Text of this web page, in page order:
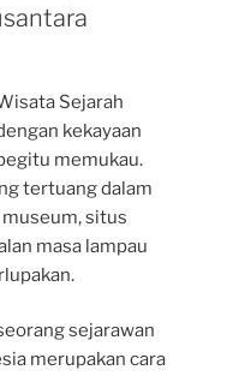
Sejarah
kekayaan
memukau.
tertuang dalam
situs
masa lampau
sejarawan
merupakan cara